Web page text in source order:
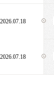
2026.07.18
2026.07.18